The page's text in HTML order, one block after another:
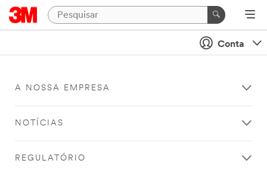
Conta
A NOSSA EMPRESA
NOTÍCIAS
REGULATÓRIO